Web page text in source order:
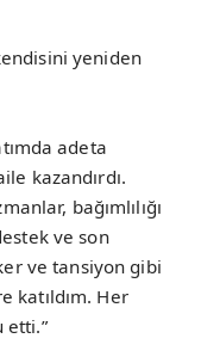
yeniden
adeta
kazandırdı.
bağımlılığı
ve son
ve tansiyon gibi
katıldım. Her
etti.”